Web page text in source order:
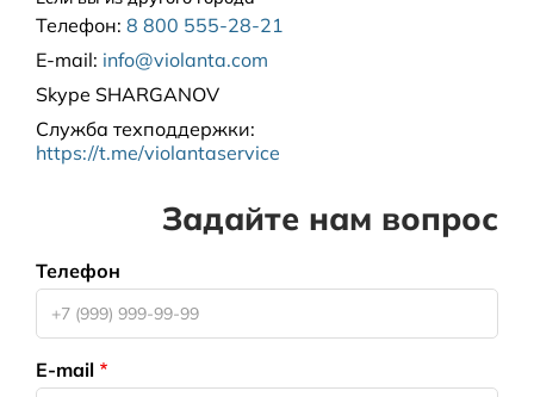
Телефон: 8 800 555-28-21
E-mail: info@violanta.com
Skype SHARGANOV
Служба техподдержки:
https://t.me/violantaservice
Задайте нам вопрос
Телефон
E-mail